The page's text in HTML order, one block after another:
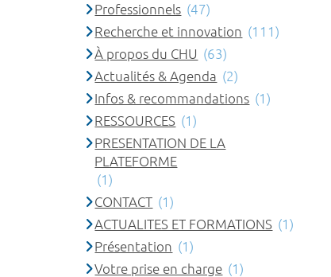
Professionnels (47)
Recherche et innovation (111)
À propos du CHU (63)
Actualités & Agenda (2)
Infos & recommandations (1)
RESSOURCES (1)
PRESENTATION DE LA
PLATEFORME
(1)
CONTACT (1)
ACTUALITES ET FORMATIONS (1)
Présentation (1)
Votre prise en charge (1)